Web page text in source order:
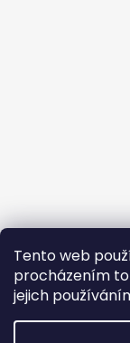
Tento web
procházením
jejich